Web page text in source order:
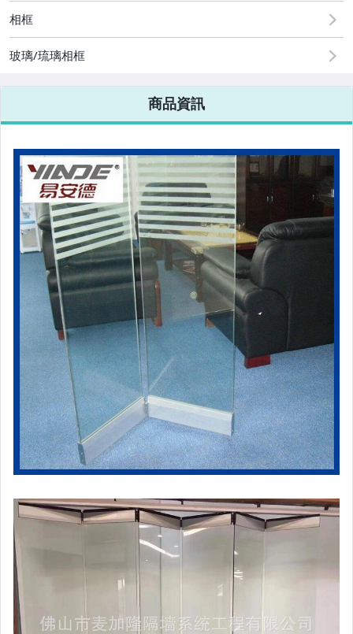
手機、配件與通訊
美容保養與彩妝
電腦、平板與周邊
相機、攝影與周邊
運動、戶外與休閒
嬰幼兒與孕婦
汽機車精品百貨
居家、家具與園藝
玩具、模型與公仔
男性精品與服飾
偶像、球員卡與郵幣
女裝與服飾配件
手錶與飾品配件
女包精品與女鞋
家電與影音視聽
美食與地方特產
相框
玻璃/琉璃相框
商品資訊